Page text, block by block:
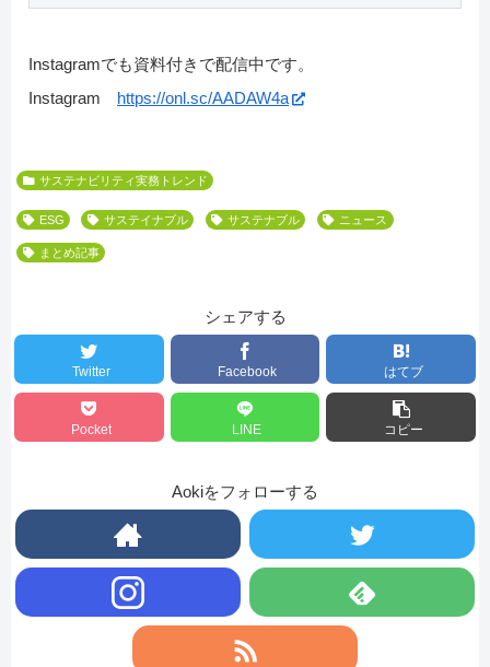
Instagramでも資料付きで配信中です。
Instagram https://onl.sc/AADAW4a
サステナビリティ実務トレンド
ESG サステイナブル サステナブル ニュース
まとめ記事
シェアする
Twitter Facebook はてブ
Pocket LINE コピー
Aokiをフォローする